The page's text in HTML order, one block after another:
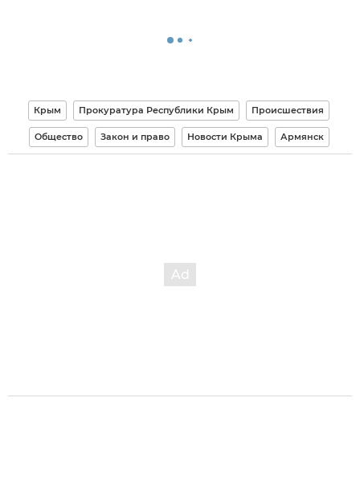
Крым Прокуратура Республики Крым Происшествия
Общество Закон и право Новости Крыма Армянск